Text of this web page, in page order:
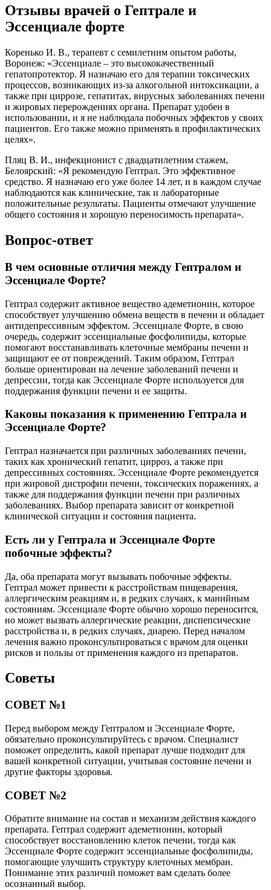
Отзывы врачей о Гептрале и
Эссенциале форте
Коренько И. В., терапевт с семилетним опытом работы,
Воронеж: «Эссенциале – это высококачественный
гепатопротектор. Я назначаю его для терапии токсических
процессов, возникающих из-за алкогольной интоксикации, а
также при циррозе, гепатитах, вирусных заболеваниях печени
и жировых перерождениях органа. Препарат удобен в
использовании, и я не наблюдала побочных эффектов у своих
пациентов. Его также можно применять в профилактических
целях».
Пляц В. И., инфекционист с двадцатилетним стажем,
Белоярский: «Я рекомендую Гептрал. Это эффективное
средство. Я назначаю его уже более 14 лет, и в каждом случае
наблюдаются как клинические, так и лабораторные
положительные результаты. Пациенты отмечают улучшение
общего состояния и хорошую переносимость препарата».
Вопрос-ответ
В чем основные отличия между Гептралом и
Эссенциале Форте?
Гептрал содержит активное вещество адеметионин, которое
способствует улучшению обмена веществ в печени и обладает
антидепрессивным эффектом. Эссенциале Форте, в свою
очередь, содержит эссенциальные фосфолипиды, которые
помогают восстанавливать клеточные мембраны печени и
защищают ее от повреждений. Таким образом, Гептрал
больше ориентирован на лечение заболеваний печени и
депрессии, тогда как Эссенциале Форте используется для
поддержания функции печени и ее защиты.
Каковы показания к применению Гептрала и
Эссенциале Форте?
Гептрал назначается при различных заболеваниях печени,
таких как хронический гепатит, цирроз, а также при
депрессивных состояниях. Эссенциале Форте рекомендуется
при жировой дистрофии печени, токсических поражениях, а
также для поддержания функции печени при различных
заболеваниях. Выбор препарата зависит от конкретной
клинической ситуации и состояния пациента.
Есть ли у Гептрала и Эссенциале Форте
побочные эффекты?
Да, оба препарата могут вызывать побочные эффекты.
Гептрал может привести к расстройствам пищеварения,
аллергическим реакциям и, в редких случаях, к манийным
состояниям. Эссенциале Форте обычно хорошо переносится,
но может вызвать аллергические реакции, диспепсические
расстройства и, в редких случаях, диарею. Перед началом
лечения важно проконсультироваться с врачом для оценки
рисков и пользы от применения каждого из препаратов.
Советы
СОВЕТ №1
Перед выбором между Гептралом и Эссенциале Форте,
обязательно проконсультируйтесь с врачом. Специалист
поможет определить, какой препарат лучше подходит для
вашей конкретной ситуации, учитывая состояние печени и
другие факторы здоровья.
СОВЕТ №2
Обратите внимание на состав и механизм действия каждого
препарата. Гептрал содержит адеметионин, который
способствует восстановлению клеток печени, тогда как
Эссенциале Форте содержит эссенциальные фосфолипиды,
помогающие улучшить структуру клеточных мембран.
Понимание этих различий поможет вам сделать более
осознанный выбор.